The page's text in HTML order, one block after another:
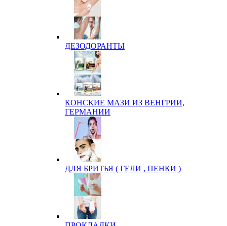
ДЕЗОДОРАНТЫ
КОНСКИЕ МАЗИ ИЗ ВЕНГРИИ,
ГЕРМАНИИ
ДЛЯ БРИТЬЯ ( ГЕЛИ , ПЕНКИ )